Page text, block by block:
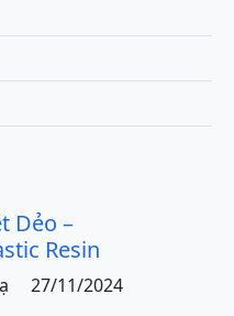
Dẻo –
Resin
27/11/2024